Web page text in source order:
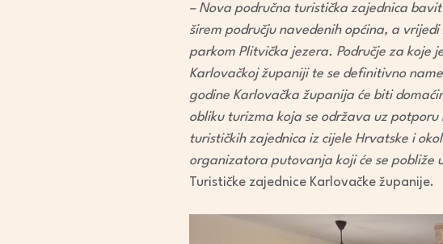
– Nova područna turistička zajednica
širem području navedenih općina, a
parkom Plitvička jezera. Područje za koje
Karlovačkoj županiji te se definitivno
godine Karlovačka županija će biti
obliku turizma koja se održava uz
turističkih zajednica iz cijele Hrvatske i
organizatora putovanja koji će se pobliže
Turističke zajednice Karlovačke županije.